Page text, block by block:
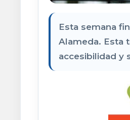
Esta semana
Alameda. Esta
accesibilidad y